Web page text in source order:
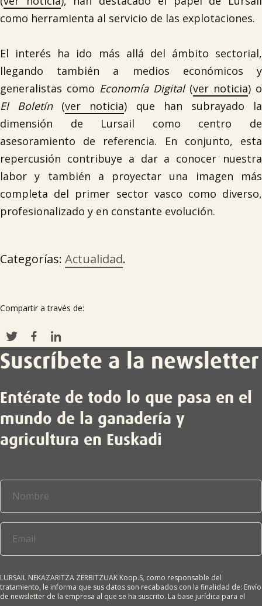

como herramienta al servicio de las explotaciones.
El interés ha ido más allá del ámbito sectorial,
llegando también a medios económicos y
generalistas como Economía Digital(ver noticia) o
El Boletín(ver noticia) que han subrayado la
dimensión de Lursail como centro de
asesoramiento de referencia. En conjunto, esta
repercusión contribuye a dar a conocer nuestra
labor y también a proyectar una imagen más
completa del primer sector vasco como diverso,
profesionalizado y en constante evolución.
Categorías: Actualidad.
Compartir a través de:
Suscríbete a la newsletter
Entérate de todo lo que pasa en el
mundo de la ganadería y
agricultura en Euskadi
LURSAIL NEKAZARITZA ZERBITZUAK Koop.S, como responsable del
tratamiento, le informa que sus datos son recabados con la finalidad de: Envío
de newsletter de la empresa al que se ha suscrito. La base jurídica para el